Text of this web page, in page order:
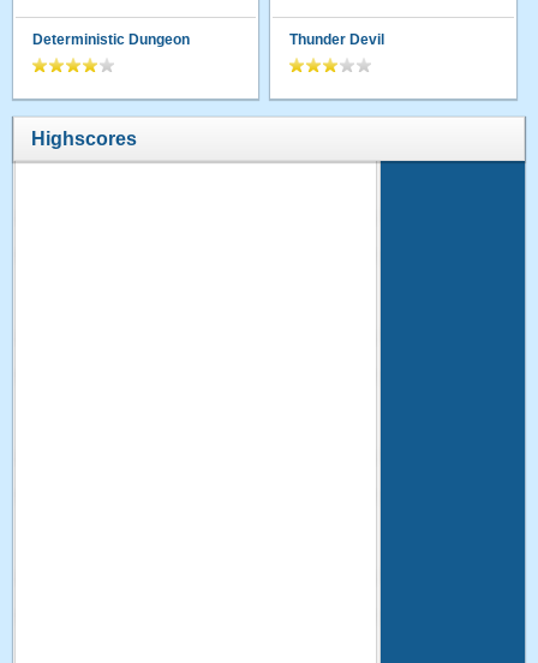
Deterministic Dungeon Thunder Devil
Highscores